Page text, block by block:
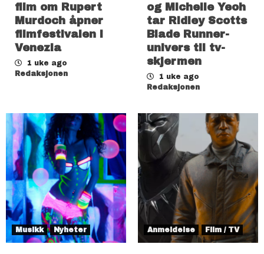
film om Rupert
Murdoch åpner
filmfestivalen i
Venezia
1 uke ago
Redaksjonen
og Michelle Yeoh
tar Ridley Scotts
Blade Runner-
univers til tv-
skjermen
1 uke ago
Redaksjonen
Musikk Nyheter Anmeldelse Film / TV